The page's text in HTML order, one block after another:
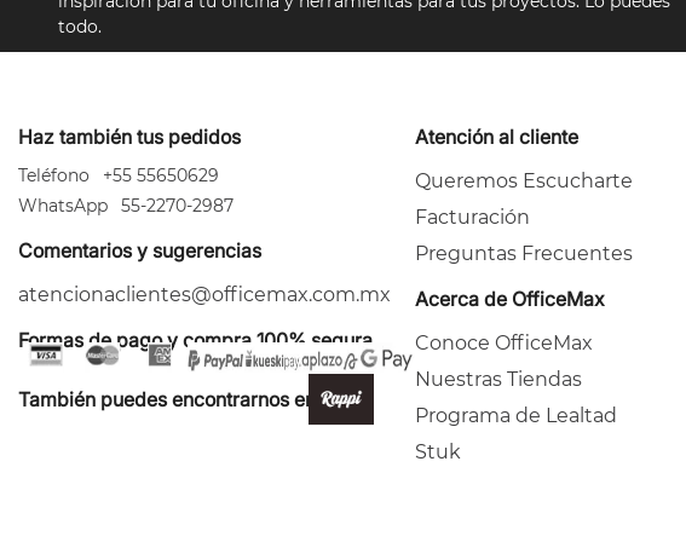
todo.
Haz también tus pedidos
Teléfono
+55 55650629
WhatsApp
55-2270-2987
Comentarios y sugerencias
atencionaclientes@officemax.com.mx
Formas de pago y compra 100% segura
También puedes encontrarnos en:
Atención al cliente
Queremos Escucharte
Facturación
Preguntas Frecuentes
Acerca de OfficeMax
Conoce OfficeMax
Nuestras Tiendas
Programa de Lealtad
Stuk